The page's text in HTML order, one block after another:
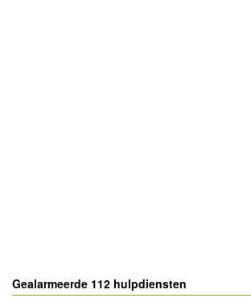
Gealarmeerde 112 hulpdiensten